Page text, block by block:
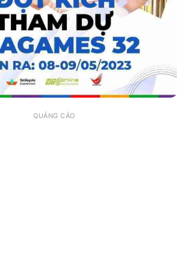
QUẢNG CÁO